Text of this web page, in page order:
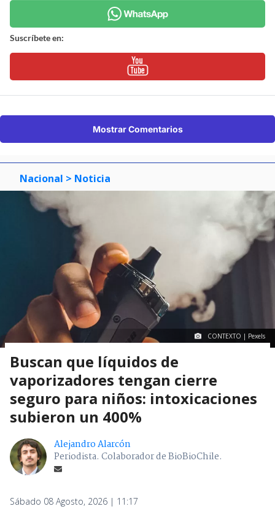
Suscríbete en:
Mostrar Comentarios
Nacional > Noticia
CONTEXTO | Pexels
Buscan que líquidos de
vaporizadores tengan cierre
seguro para niños: intoxicaciones
subieron un 400%
Alejandro Alarcón
Periodista. Colaborador de BioBioChile.
Sábado 08 Agosto, 2026 | 11:17